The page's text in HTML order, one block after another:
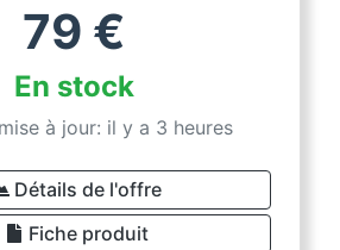
79 €
En stock
à jour: il y a 3 heures
Détails de l'offre
Fiche produit